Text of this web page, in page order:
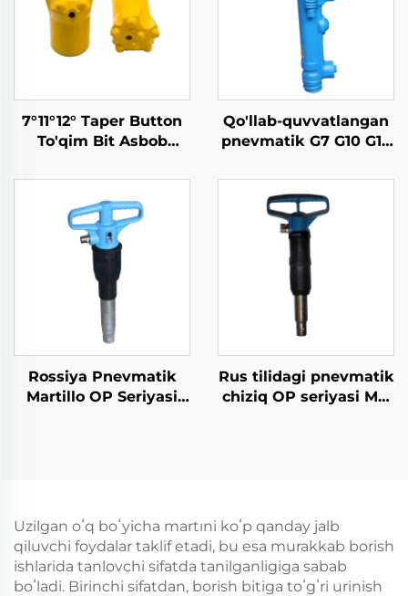
7°11°12° Taper Button
To'qim Bit Asbob
Qo'llab-quvvatlangan
pnevmatik G7 G10 G15
Rossiya Pnevmatik
Martillo OP Seriyasi
Rus tilidagi pnevmatik
chiziq OP seriyasi MO
Uzilgan oʻq boʻyicha martıni koʻp qanday jalb
qiluvchi foydalar taklif etadi, bu esa murakkab borish
ishlarida tanlovchi sifatda tanilganligiga sabab
boʻladi. Birinchi sifatdan, borish bitiga toʻgʻri urinish